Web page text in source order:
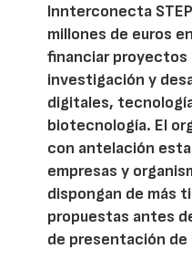
Innterconecta
millones de euros
financiar proyectos
investigación y
digitales,
biotecnología. El
con antelación
empresas y
dispongan de más
propuestas antes
de presentación